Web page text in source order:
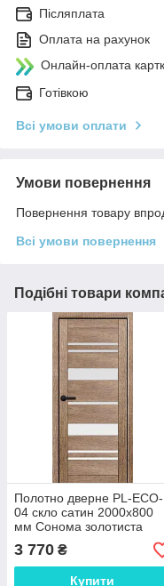
Післяплата
Оплата на рахунок
Онлайн-оплата
Готівкою
Всі умови оплати
Умови повернення
Повернення товару
Всі умови повернення
Подібні товари
Полотно дверне PL-ECO-
04 скло сатин 2000х800
мм Сонома золотиста
3 770 ₴
Купити